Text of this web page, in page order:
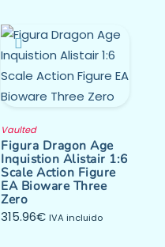
Vaulted
Figura Dragon Age
Inquistion Alistair 1:6
Scale Action Figure
EA Bioware Three
Zero
315.96€ IVA incluido